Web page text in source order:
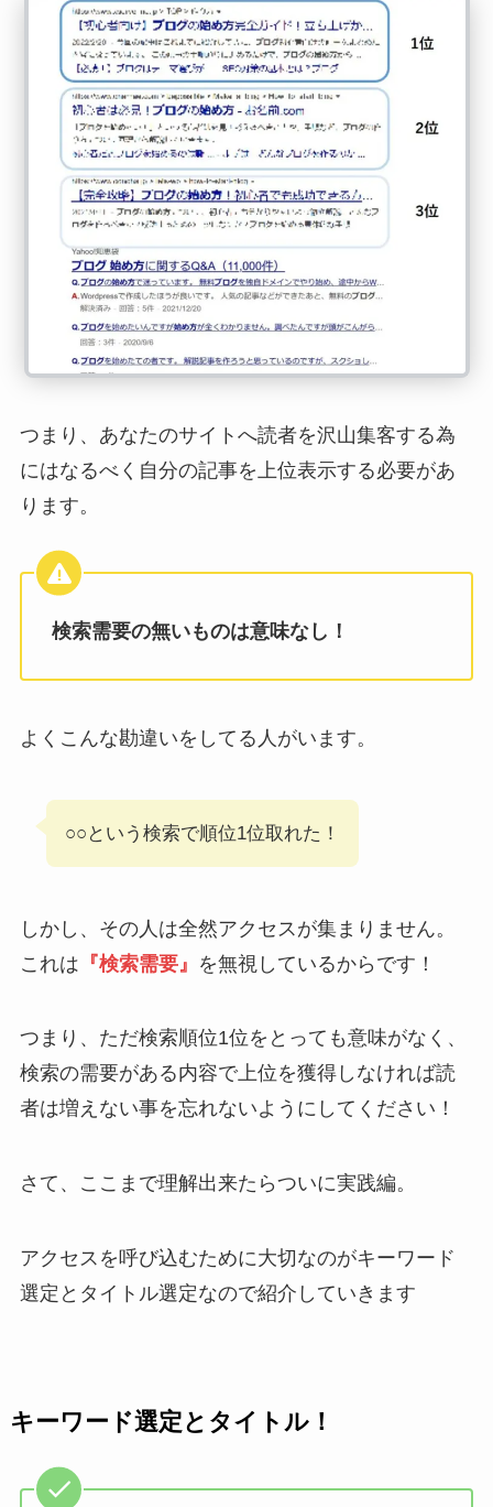
つまり、あなたのサイトへ読者を沢山集客する為
にはなるべく自分の記事を上位表示する必要があ
ります。
検索需要の無いものは意味なし！
よくこんな勘違いをしてる人がいます。
○○という検索で順位1位取れた！
しかし、その人は全然アクセスが集まりません。
これは 『検索需要』 を無視しているからです！
つまり、ただ検索順位1位をとっても意味がなく、
検索の需要がある内容で上位を獲得しなければ読
者は増えない事を忘れないようにしてください！
さて、ここまで理解出来たらついに実践編。
アクセスを呼び込むために大切なのがキーワード
選定とタイトル選定なので紹介していきます
キーワード選定とタイトル！